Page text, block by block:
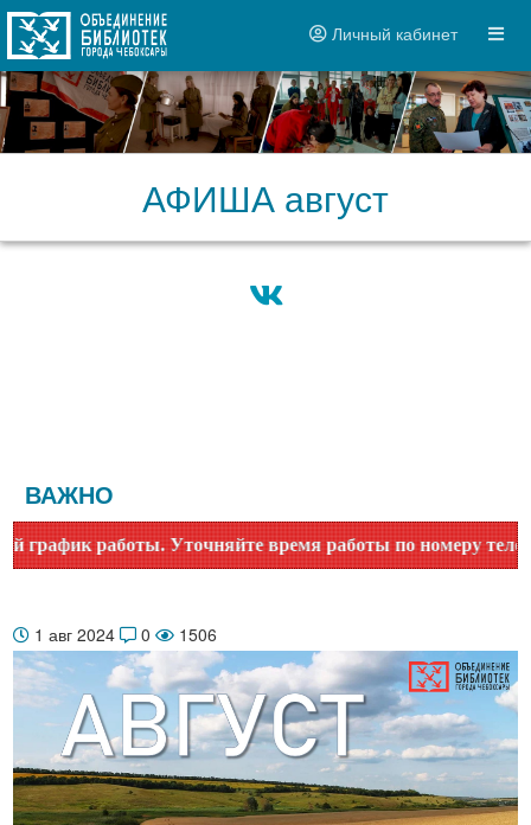
Личный кабинет
АФИША август
ВАЖНО
время работы по номеру телефона или на сайте
1 авг 2024 0 1506